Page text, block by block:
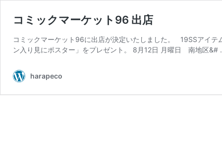
コミックマーケット96 出店
コミックマーケット96に出店が決定いたしました。 19SSアイテ
ン入り見にポスター」をプレゼント。 8月12日 月曜日 南地区
harapeco